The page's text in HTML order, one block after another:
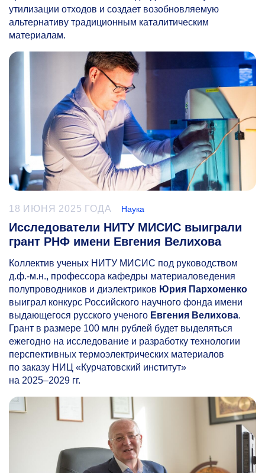
утилизации отходов и создает возобновляемую
альтернативу традиционным каталитическим
материалам.
18 ИЮНЯ 2025 ГОДА Наука
Исследователи НИТУ МИСИС выиграли
грант РНФ имени Евгения Велихова
Коллектив ученых НИТУ МИСИС под руководством
д.ф.-м.н., профессора кафедры материало­ведения
полупровод­ников и диэлектриков Юрия Пархоменко
выиграл конкурс Российского научного фонда имени
выдающегося русского ученого Евгения Велихова.
Грант в размере 100 млн рублей будет выделяться
ежегодно на исследование и разработку технологии
перспективных термоэлектрических материалов
по заказу НИЦ «Курчатовский институт»
на 2025–2029 гг.